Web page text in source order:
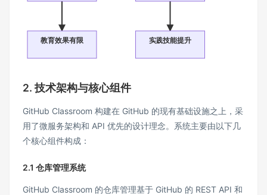
教育效果有限 实践技能提升
2. 技术架构与核心组件
GitHub Classroom 构建在 GitHub 的现有基础设施之上，采
用了微服务架构和 API 优先的设计理念。系统主要由以下几
个核心组件构成：
2.1 仓库管理系统
GitHub Classroom 的仓库管理基于 GitHub 的 REST API 和